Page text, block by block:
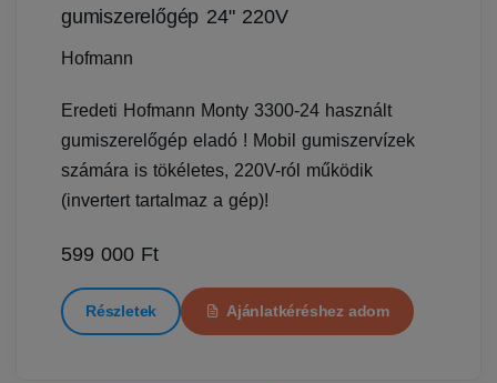
gumiszerelőgép 24" 220V
Hofmann
Eredeti Hofmann Monty 3300-24 használt
gumiszerelőgép eladó ! Mobil gumiszervízek
számára is tökéletes, 220V-ról működik
(invertert tartalmaz a gép)!
599 000 Ft
Részletek Ajánlatkéréshez adom